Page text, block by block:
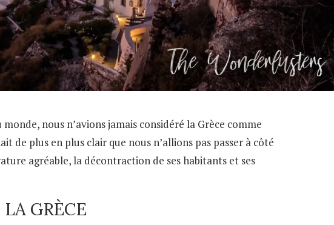
nous n’avions jamais considéré la Grèce comme
de plus en plus clair que nous n’allions pas passer à côté
agréable, la décontraction de ses habitants et ses
GRÈCE